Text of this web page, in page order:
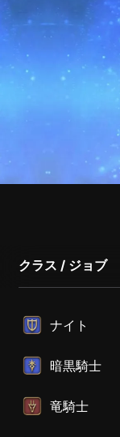
クラス / ジョブ
ナイト
暗黒騎士
竜騎士